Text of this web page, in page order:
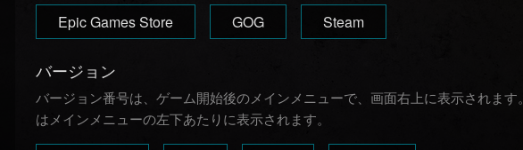
Epic Games Store GOG Steam
バージョン
バージョン番号は、ゲーム開始後のメインメニューで、画面右上に表示されます。
はメインメニューの左下あたりに表示されます。